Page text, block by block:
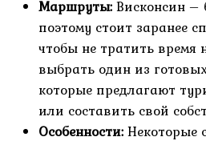
Маршруты:Висконсин –
поэтому стоит заранее
чтобы не тратить время
выбрать один из
которые предлагают
или составить свой
Особенности:Некоторые